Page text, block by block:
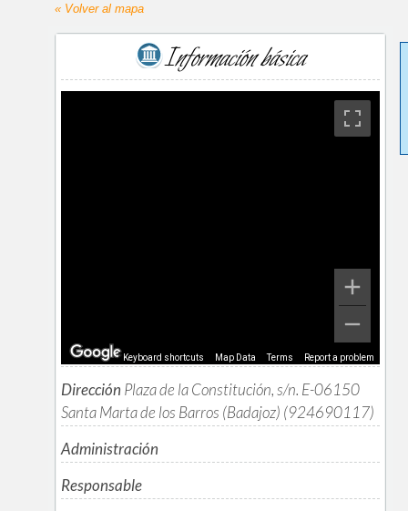
« Volver al mapa
Información básica
Keyboard shortcuts Map Data Terms Report a problem
Dirección Plaza de la Constitución, s/n. E-06150
Santa Marta de los Barros (Badajoz) (924690117)
Administración
Responsable